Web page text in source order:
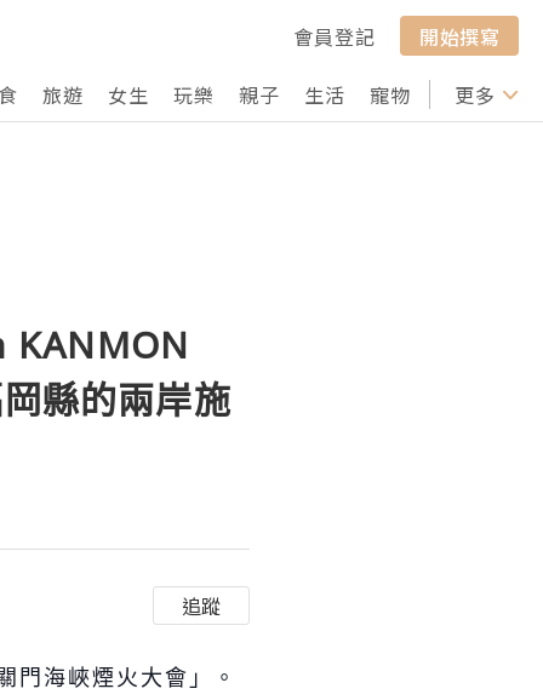
會員登記
開始撰寫
旅遊 女生 玩樂 親子 生活 寵物 行山 打卡
更多
KANMON
縣的兩岸施
追蹤
海峽煙火大會」。